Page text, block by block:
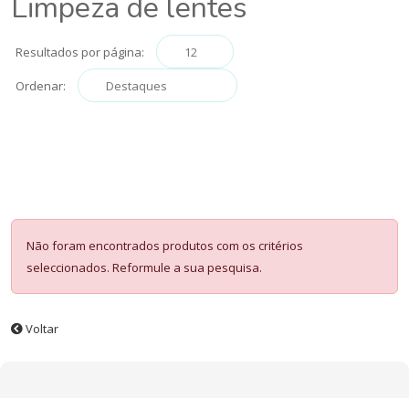
Limpeza de lentes
Resultados por página:
Ordenar:
Não foram encontrados produtos com os critérios
seleccionados. Reformule a sua pesquisa.
Voltar